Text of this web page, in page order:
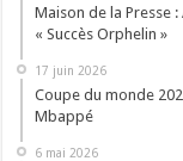
Maison de la Presse
« Succès Orphelin »
17 juin 2026
Coupe du monde
Mbappé
6 mai 2026